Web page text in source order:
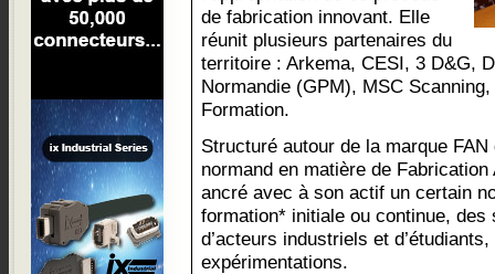
de fabrication innovant. Elle
réunit plusieurs partenaires du
territoire : Arkema, CESI, 3 D&G,
Normandie (GPM), MSC
Formation.
Structuré autour de la marque
normand en matière de
ancré avec à son actif un certain
formation* initiale ou continue,
d’acteurs industriels et
expérimentations.